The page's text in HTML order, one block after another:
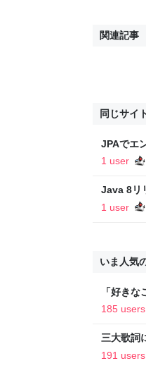
関連記事
同じサイ
JPAでエ
1 user
Java 8リ
1 user
いま人気
「好き
音も出な
185 users
三大歌詞
191 users